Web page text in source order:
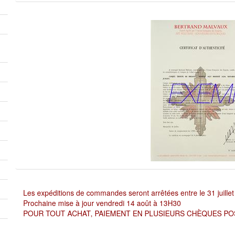
Les expéditions de commandes seront arrêtées entre le 31
Prochaine mise à jour vendredi 14 août à 13H30
POUR TOUT ACHAT, PAIEMENT EN PLUSIEURS CHÈQUES